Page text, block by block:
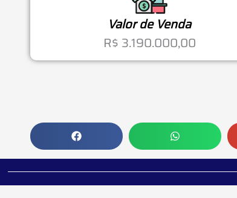
Valor de Venda
R$ 3.190.000,00